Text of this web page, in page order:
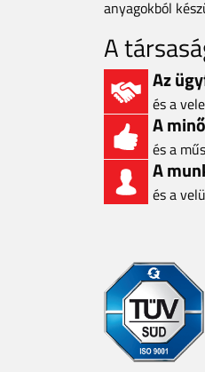
anyagokból
A
Az
és a
A
és a
A
és a